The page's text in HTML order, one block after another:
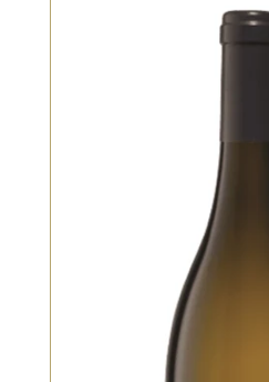
Un cépage
vin droit, cristallin
Arômes subtils
fusil et de fleurs
est tendue, précise,
pureté. Un blanc